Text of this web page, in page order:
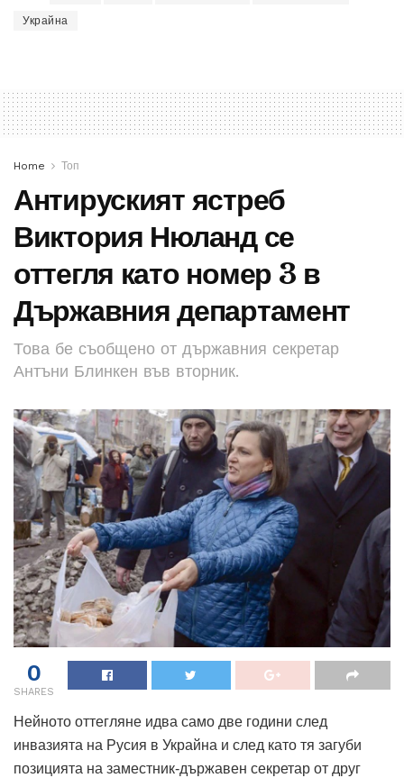
Украйна
Home Топ
Антируският ястреб
Виктория Нюланд се
оттегля като номер 3 в
Държавния департамент
Това бе съобщено от държавния секретар
Антъни Блинкен във вторник.
0
SHARES
Нейното оттегляне идва само две години след
инвазията на Русия в Украйна и след като тя загуби
позицията на заместник-държавен секретар от друг